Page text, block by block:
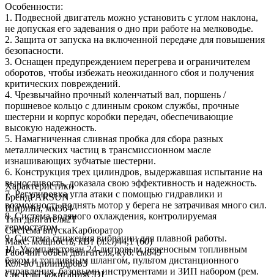
Особенности:
1. Подвесной двигатель можно установить с углом наклона,
не допуская его задевания о дно при работе на мелководье.
2. Защита от запуска на включенной передаче для повышения
безопасности.
3. Оснащен предупреждением перегрева и ограничителем
оборотов, чтобы избежать неожиданного сбоя и получения
критических повреждений.
4. Чрезвычайно прочный коленчатый вал, поршень /
поршневое кольцо с длинным сроком службы, прочные
шестерни и корпус коробки передач, обеспечивающие
высокую надежность.
5. Намагниченная сливная пробка для сбора разных
металлических частиц в трансмиссионном масле
изнашивающих зубчатые шестерни.
6. Конструкция трех цилиндров, выдержавшая испытание на
выносливость, доказала свою эффективность и надежность.
7. Регулировка угла атаки с помощью гидравлики и
возможность поднять мотор у берега не затрачивая много сил.
8. Система водяного охлаждения, контролируемая
термостатом.
9. Система снижения вибрации для плавной работы.
10. Укомплектован 24-литровым переносным топливным
баком и топливным шлангом, пультом дистанционного
управления, базовыми инструментами и ЗИП набором (рем.
Характеристики
БрендPARSUN
Ширина, мм364
Тип двигателя2T
Система впускаКарбюратор
Макс. мощность, кВт (л.с.)44,1 (60)
Рабочий объем двигателя, куб. см849
Кол-во цилиндров3
Система зажиганияCDI